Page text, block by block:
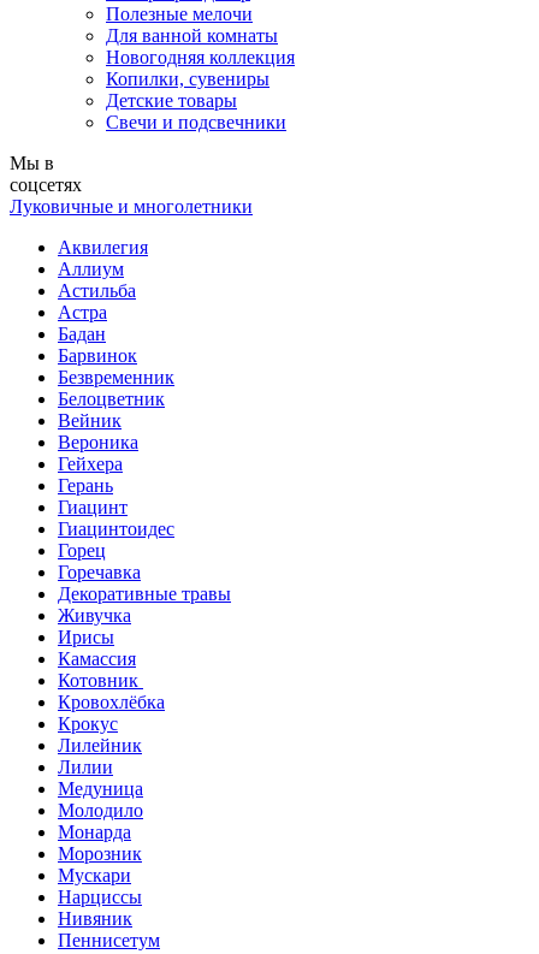
Полезные мелочи
Для ванной комнаты
Новогодняя коллекция
Копилки, сувениры
Детские товары
Свечи и подсвечники
Мы в
соцсетях
Луковичные и многолетники
Аквилегия
Аллиум
Астильба
Астра
Бадан
Барвинок
Безвременник
Белоцветник
Вейник
Вероника
Гейхера
Герань
Гиацинт
Гиацинтоидес
Горец
Горечавка
Декоративные травы
Живучка
Ирисы
Камассия
Котовник
Кровохлёбка
Крокус
Лилейник
Лилии
Медуница
Молодило
Монарда
Морозник
Мускари
Нарциссы
Нивяник
Пеннисетум